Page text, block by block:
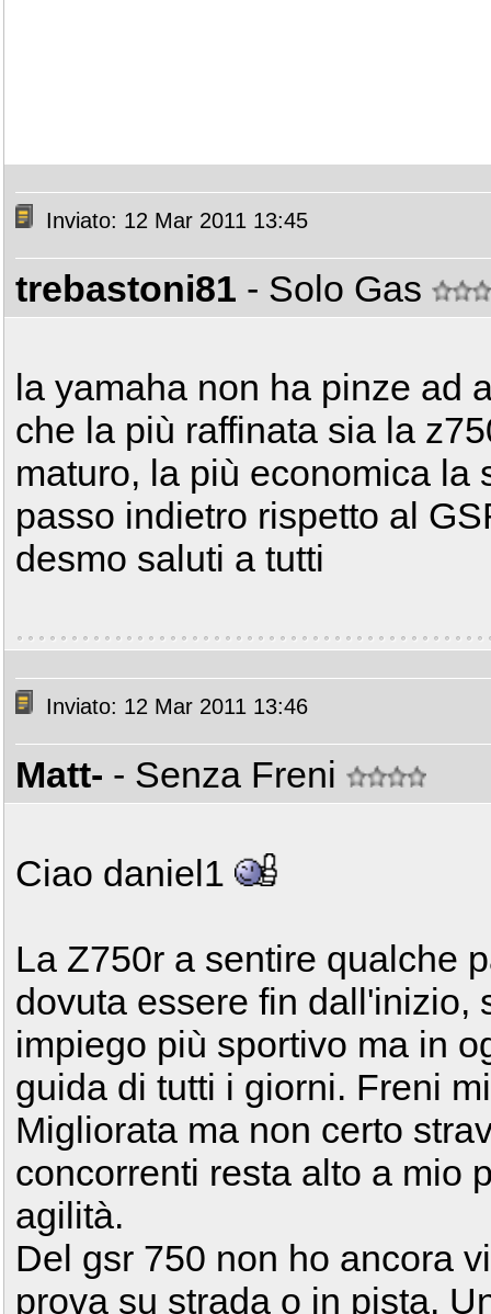
Inviato: 12 Mar 2011 13:45
trebastoni81 - Solo Gas
la yamaha non ha pinze ad
che la più raffinata sia la
maturo, la più economica la
passo indietro rispetto al
desmo saluti a tutti
Inviato: 12 Mar 2011 13:46
Matt- - Senza Freni
Ciao daniel1
La Z750r a sentire qualche
dovuta essere fin dall'inizio,
impiego più sportivo ma in
guida di tutti i giorni. Freni
Migliorata ma non certo
concorrenti resta alto a mio
agilità.
Del gsr 750 non ho ancora
prova su strada o in pista.